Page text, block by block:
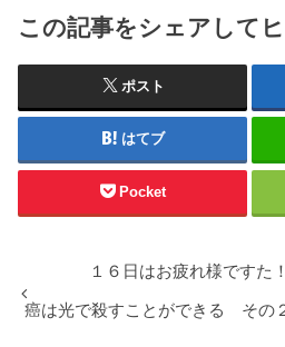
この記事をシェアして
ポスト
はてブ
Pocket
１６日はお疲れ様ですた！
癌は光で殺すことができる その